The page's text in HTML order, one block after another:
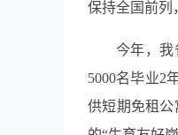
保持全国前列
今年，我
5000名毕业2
供短期免租公